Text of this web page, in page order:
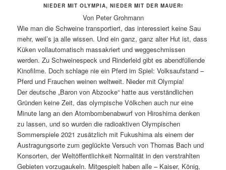
NIEDER MIT OLYMPIA, NIEDER MIT DER MAUER!
Von Peter Grohmann
Wie man die Schweine transportiert, das interessiert keine Sau
mehr, weil’s ja alle wissen. Und ein ganz, ganz alter Hut ist, dass
Küken vollautomatisch massakriert und weggeschmissen
werden. Zu Schweinespeck und Rinderleid gibt es abendfüllende
Kinofilme. Doch schlage nie ein Pferd im Spiel: Volksaufstand –
Pferd und Frauchen weinen weltweit. Nieder mit Olympia!
Der deutsche „Baron von Abzocke“ hatte aus verständlichen
Gründen keine Zeit, das olympische Völkchen auch nur eine
Minute lang an den Atombombenabwurf von Hiroshima denken
zu lassen, und so wurden die radioaktiven Olympischen
Sommerspiele 2021 zusätzlich mit Fukushima als einem der
Austragungsorte zum geglückte Versuch von Thomas Bach und
Konsorten, der Weltöffentlichkeit Normalität in den verstrahlten
Gebieten vorzugaukeln. Mitgespielt haben alle – Kaiser, König,